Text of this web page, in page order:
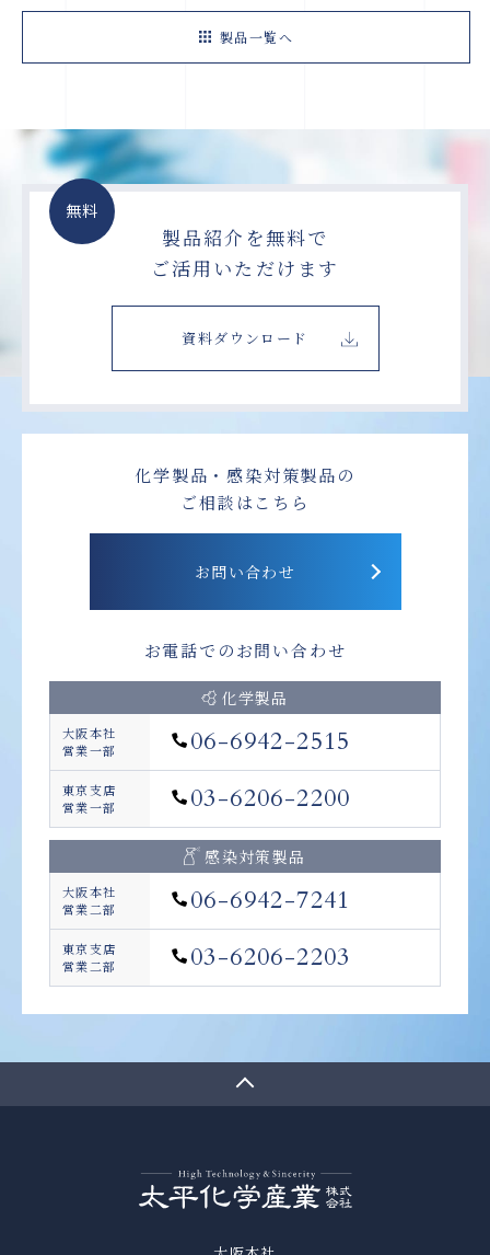
製品一覧へ
無料
製品紹介を無料で
ご活用いただけます
資料ダウンロード
化学製品・感染対策製品の
ご相談はこちら
お問い合わせ
お電話でのお問い合わせ
化学製品
大阪本社
営業一部
06-6942-2515
東京支店
営業一部
03-6206-2200
感染対策製品
大阪本社
営業二部
06-6942-7241
東京支店
営業二部
03-6206-2203